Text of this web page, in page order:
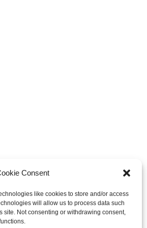
Consent
like cookies to store and/or access
will allow us to process data such
Not consenting or withdrawing consent,